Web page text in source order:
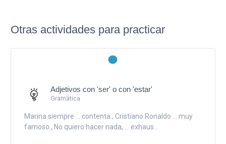
Otras actividades para practicar
Adjetivos con 'ser' o con 'estar'
Gramática
Marina siempre ... contenta., Cristiano Ronaldo ... muy
famoso., No quiero hacer nada, ... exhaus...